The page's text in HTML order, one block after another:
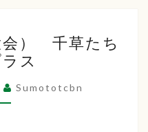
ゲ
会） 千草たち
ス
Sumototcbn